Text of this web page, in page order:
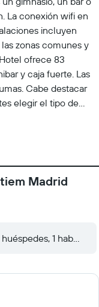
La conexión wifi en
incluyen
zonas comunes y
ofrece 83
y caja fuerte. Las
Cabe destacar
elegir el tipo de
con ducha con
de higiene
para las
teléfono. Las
Los servicios de
Madrid
1